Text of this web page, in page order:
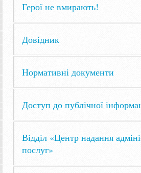
Герої не вмирають!
Довідник
Нормативні документи
Доступ до публічної
Відділ «Центр надання
послуг»